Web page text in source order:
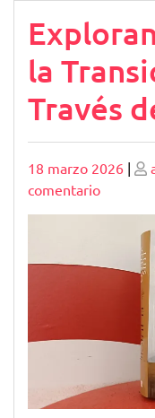
la
Través
Publicado
18 marzo 2026 |
comentarioen
de
Transición
Española
Través